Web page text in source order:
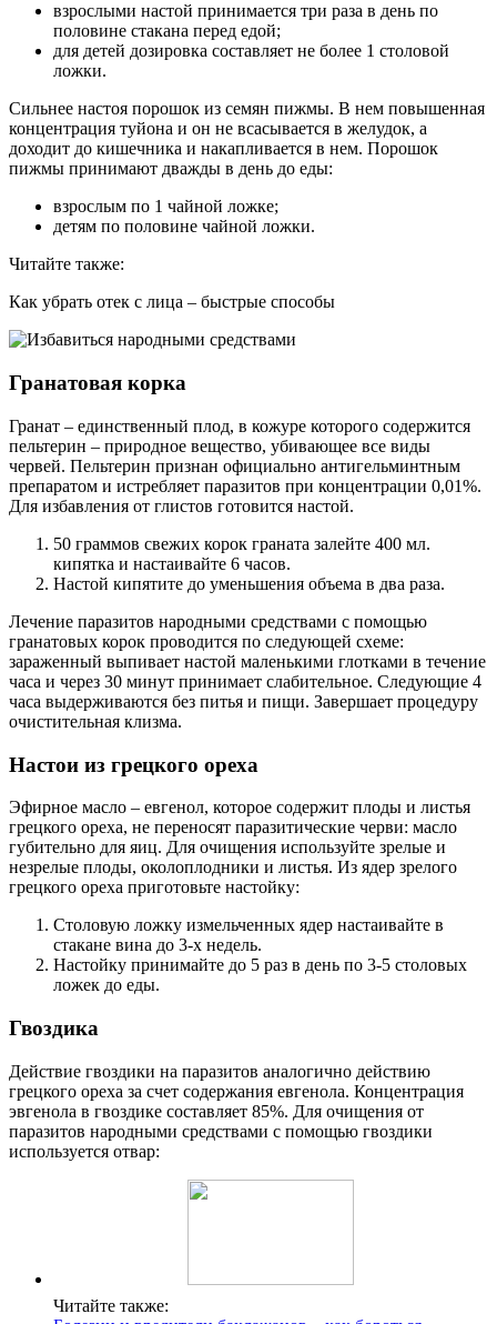
взрослыми настой принимается три раза в день по
половине стакана перед едой;
для детей дозировка составляет не более 1 столовой
ложки.
Сильнее настоя порошок из семян пижмы. В нем повышенная
концентрация туйона и он не всасывается в желудок, а
доходит до кишечника и накапливается в нем. Порошок
пижмы принимают дважды в день до еды:
взрослым по 1 чайной ложке;
детям по половине чайной ложки.
Читайте также:
Как убрать отек с лица – быстрые способы
Гранатовая корка
Гранат – единственный плод, в кожуре которого содержится
пельтерин – природное вещество, убивающее все виды
червей. Пельтерин признан официально антигельминтным
препаратом и истребляет паразитов при концентрации 0,01%.
Для избавления от глистов готовится настой.
50 граммов свежих корок граната залейте 400 мл.
кипятка и настаивайте 6 часов.
Настой кипятите до уменьшения объема в два раза.
Лечение паразитов народными средствами с помощью
гранатовых корок проводится по следующей схеме:
зараженный выпивает настой маленькими глотками в течение
часа и через 30 минут принимает слабительное. Следующие 4
часа выдерживаются без питья и пищи. Завершает процедуру
очистительная клизма.
Настои из грецкого ореха
Эфирное масло – евгенол, которое содержит плоды и листья
грецкого ореха, не переносят паразитические черви: масло
губительно для яиц. Для очищения используйте зрелые и
незрелые плоды, околоплодники и листья. Из ядер зрелого
грецкого ореха приготовьте настойку:
Столовую ложку измельченных ядер настаивайте в
стакане вина до 3-х недель.
Настойку принимайте до 5 раз в день по 3-5 столовых
ложек до еды.
Гвоздика
Действие гвоздики на паразитов аналогично действию
грецкого ореха за счет содержания евгенола. Концентрация
эвгенола в гвоздике составляет 85%. Для очищения от
паразитов народными средствами с помощью гвоздики
используется отвар:
Читайте также: